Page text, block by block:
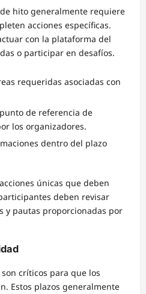
hito generalmente requiere
acciones específicas.
con la plataforma del
o participar en desafíos.
requeridas asociadas con
de referencia de
los organizadores.
dentro del plazo
únicas que deben
deben revisar
y pautas proporcionadas por
críticos para que los
Estos plazos generalmente